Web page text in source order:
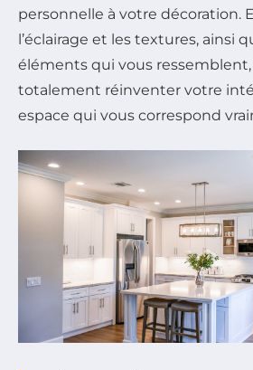
personnelle à votre décoration.
l’éclairage et les textures, ainsi
éléments qui vous
totalement réinventer votre
espace qui vous correspond